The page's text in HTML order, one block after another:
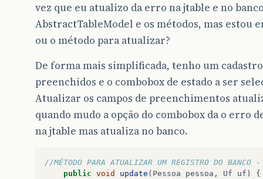
vez que eu atualizo da erro na jtable e no
AbstractTableModel e os métodos, mas estou
ou o método para atualizar?
De forma mais simplificada, tenho um
preenchidos e o combobox de estado a ser
Atualizar os campos de preenchimentos
quando mudo a opção do combobox da o
na jtable mas atualiza no banco.
//MÉTODO PARA ATUALIZAR UM REGISTRO DO BANCO -
public void update ( Pessoa pessoa , Uf uf )
{